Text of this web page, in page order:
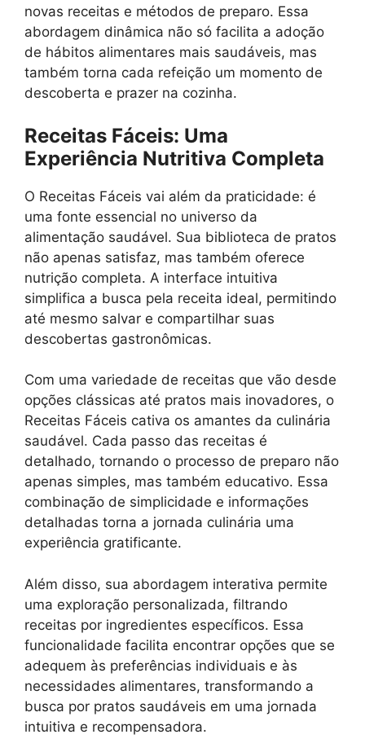
novas receitas e métodos de preparo. Essa
abordagem dinâmica não só facilita a adoção
de hábitos alimentares mais saudáveis, mas
também torna cada refeição um momento de
descoberta e prazer na cozinha.
Receitas Fáceis: Uma
Experiência Nutritiva Completa
O Receitas Fáceis vai além da praticidade: é
uma fonte essencial no universo da
alimentação saudável. Sua biblioteca de pratos
não apenas satisfaz, mas também oferece
nutrição completa. A interface intuitiva
simplifica a busca pela receita ideal, permitindo
até mesmo salvar e compartilhar suas
descobertas gastronômicas.
Com uma variedade de receitas que vão desde
opções clássicas até pratos mais inovadores, o
Receitas Fáceis cativa os amantes da culinária
saudável. Cada passo das receitas é
detalhado, tornando o processo de preparo não
apenas simples, mas também educativo. Essa
combinação de simplicidade e informações
detalhadas torna a jornada culinária uma
experiência gratificante.
Além disso, sua abordagem interativa permite
uma exploração personalizada, filtrando
receitas por ingredientes específicos. Essa
funcionalidade facilita encontrar opções que se
adequem às preferências individuais e às
necessidades alimentares, transformando a
busca por pratos saudáveis em uma jornada
intuitiva e recompensadora.